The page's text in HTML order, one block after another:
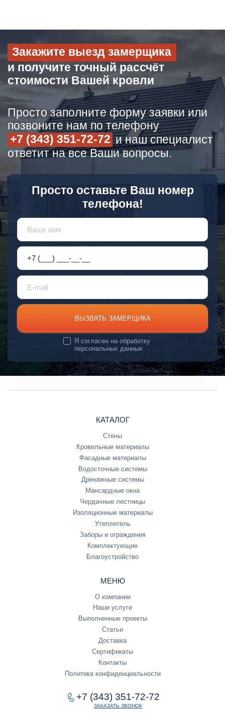
Закажите выезд замерщика
и получите точный рассчёт
стоимости Вашей кровли
Просто заполните форму заявки или
позвоните нам по телефону
+7 (343) 351-72-72 и наш специалист
ответит на все Ваши вопросы.
Просто оставьте Ваш номер
телефона!
ВЫЗВАТЬ ЗАМЕРЩИКА
Я согласен наобработку
персональных данных
КАТАЛОГ
Стены
Кровельные материалы
Фасадные материалы
Водосточные системы
Дренажные системы
Мансардные окна
Чердачные лестницы
Изоляционные материалы
Утеплитель
Заборы и ограждения
Комплектующие
Благоустройство
МЕНЮ
О компании
Наши услуги
Выполненные проекты
Статьи
Доставка
Сертификаты
Контакты
Политика конфиденциальности
+7 (343) 351-72-72
ЗАКАЗАТЬ ЗВОНОК